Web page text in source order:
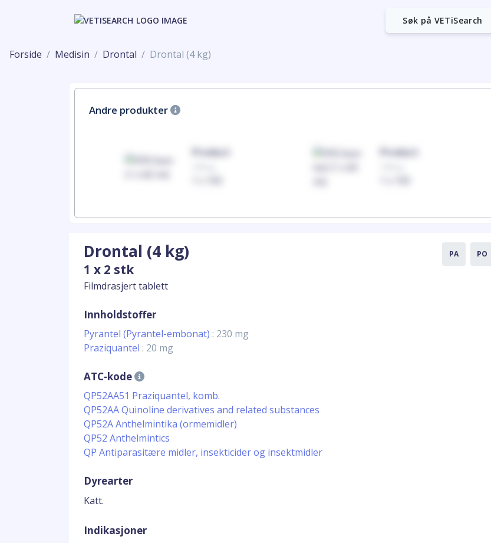
Søk på VETiSearch
Forside Medisin Drontal Drontal (4 kg)
Andre produkter
Product Product
Drontal (4 kg)
1 x 2 stk
Filmdrasjert tablett
PA PO
Innholdstoffer
Pyrantel (Pyrantel-embonat) : 230 mg
Praziquantel : 20 mg
ATC-kode
QP52AA51 Praziquantel, komb.
QP52AA Quinoline derivatives and related substances
QP52A Anthelmintika (ormemidler)
QP52 Anthelmintics
QP Antiparasitære midler, insekticider og insektmidler
Dyrearter
Katt.
Indikasjoner